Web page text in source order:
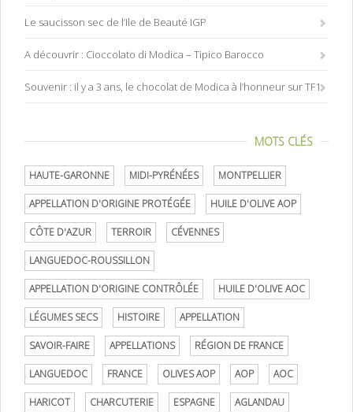
Le saucisson sec de l’Ile de Beauté IGP
A découvrir : Cioccolato di Modica – Tipico Barocco
Souvenir : il y a 3 ans, le chocolat de Modica à l’honneur sur TF1
MOTS CLÉS
HAUTE-GARONNE MIDI-PYRÉNÉES MONTPELLIER
APPELLATION D'ORIGINE PROTÉGÉE HUILE D'OLIVE AOP
CÔTE D'AZUR TERROIR CÉVENNES
LANGUEDOC-ROUSSILLON
APPELLATION D'ORIGINE CONTRÔLÉE HUILE D'OLIVE AOC
LÉGUMES SECS HISTOIRE APPELLATION
SAVOIR-FAIRE APPELLATIONS RÉGION DE FRANCE
LANGUEDOC FRANCE OLIVES AOP AOP AOC
HARICOT CHARCUTERIE ESPAGNE AGLANDAU